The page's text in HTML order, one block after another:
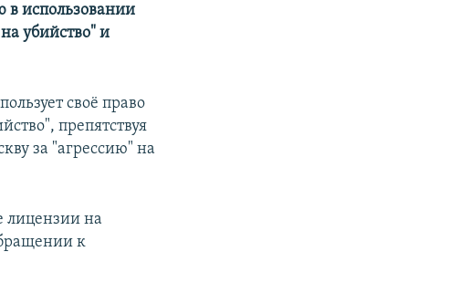
использовании
убийство" и
своё право
препятствуя
за "агрессию" на
лицензии на
к